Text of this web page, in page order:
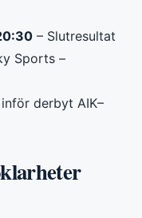
– Slutresultat
Sports –
derbyt AIK–